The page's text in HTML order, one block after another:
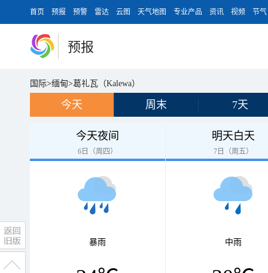
首页 预报 预警 雷达 云图 天气地图 专业产品 资讯 视频 节气
预报
国际>缅甸>葛礼瓦（Kalewa）
今天 周末 7天
今天夜间
6日（周四）
暴雨
明天白天
7日（周五）
中雨